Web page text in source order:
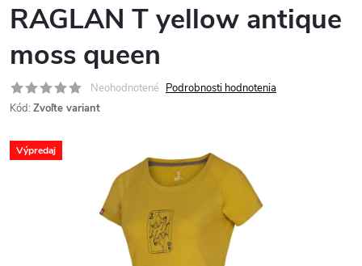
RAGLAN T yellow antique
moss queen
Neohodnotené Podrobnosti hodnotenia
Kód: Zvoľte variant
Výpredaj